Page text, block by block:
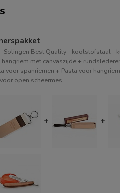
Solingen Best Quality - koolstofstaal -
met canvaszijde+
voor spanriemen + Pasta voor
open scheermes
+ +